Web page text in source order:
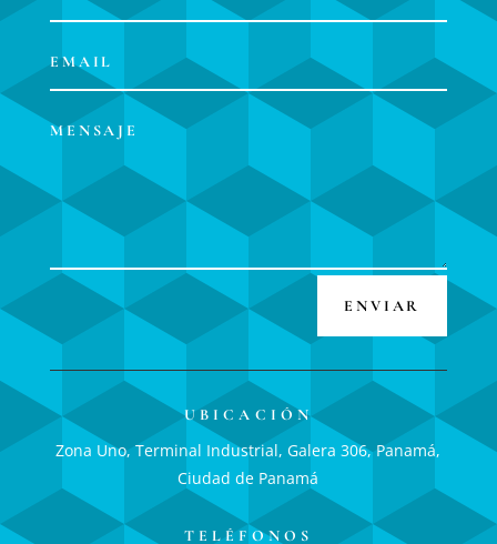
ENVIAR
UBICACIÓN
Zona Uno, Terminal Industrial, Galera 306, Panamá,
Ciudad de Panamá
TELÉFONOS